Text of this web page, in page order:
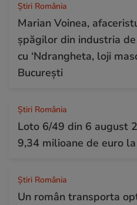
Știri România
Marian Voinea,
șpăgilor din industria
cu ‘Ndrangheta, loji
București
Știri România
Loto 6/49 din 6 august
9,34 milioane de euro
Știri România
Un român transporta